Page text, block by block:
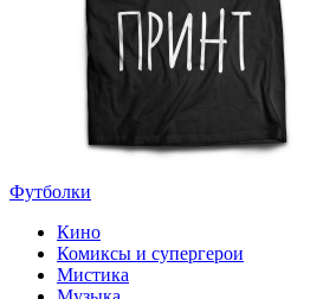
Футболки
Кино
Комиксы и супергерои
Мистика